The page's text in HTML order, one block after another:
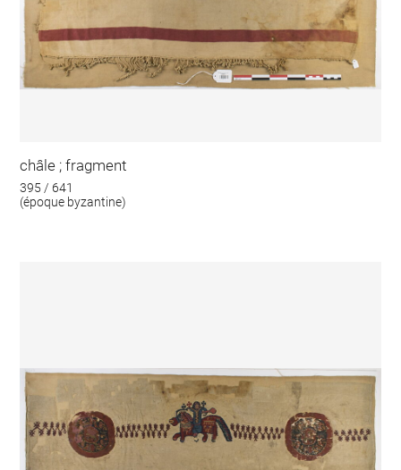
châle ; fragment
395 / 641
(époque byzantine)